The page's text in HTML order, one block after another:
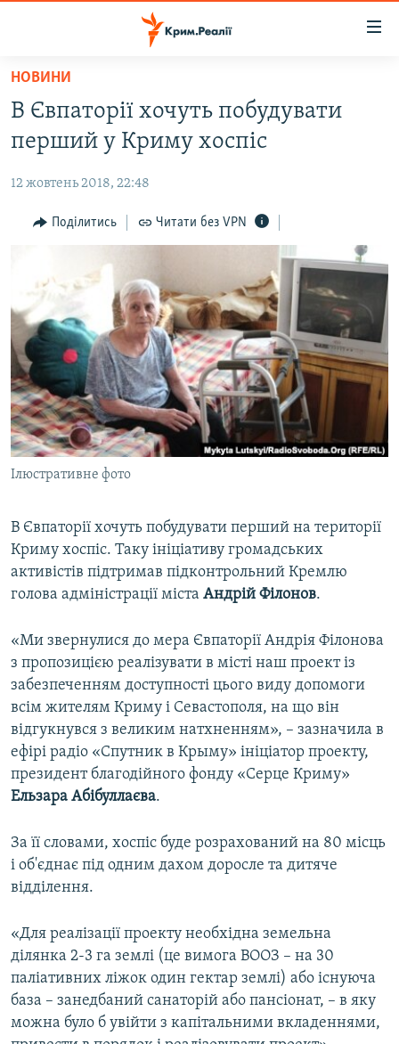
Перейти
основного
матеріалу
Перейти
до
навігації
пошуку
ВІДЕО ТА ФОТО
ПОЛІТИКА
БЛОГИ
ІНТЕРВ'Ю
ВСЕ ЗА ДЕНЬ
СПЕЦПРОЕКТИ
ДЕПОРТАЦІЯ
ВІДЕОУРОКИ «ELIFBE»
СВІДЧЕННЯ ОКУПАЦІЇ
УКРАЇНСЬКА ПРОБЛЕМА КРИМУ
ЯК ОБІЙТИ БЛОКУВАННЯ
Русский
Qırımtatar
Усі сайти RFE/RL
НОВИНИ
В Євпаторії хочуть побудувати
перший у Криму хоспіс
12 жовтень 2018, 22:48
Поділитись Читати без VPN
Ілюстративне фото
В Євпаторії хочуть побудувати перший на території
Криму хоспіс. Таку ініціативу громадських
активістів підтримав підконтрольний Кремлю
голова адміністрації міста Андрій Філонов.
«Ми звернулися до мера Євпаторії Андрія Філонова
з пропозицією реалізувати в місті наш проект із
забезпеченням доступності цього виду допомоги
всім жителям Криму і Севастополя, на що він
відгукнувся з великим натхненням», – зазначила в
ефірі радіо «Спутник в Крыму» ініціатор проекту,
президент благодійного фонду «Серце Криму»
Ельзара Абібуллаєва.
За її словами, хоспіс буде розрахований на 80 місць
і об'єднає під одним дахом доросле та дитяче
відділення.
«Для реалізації проекту необхідна земельна
ділянка 2-3 га землі (це вимога ВООЗ – на 30
паліативних ліжок один гектар землі) або існуюча
база – занедбаний санаторій або пансіонат, – в яку
можна було б увійти з капітальними вкладеннями,